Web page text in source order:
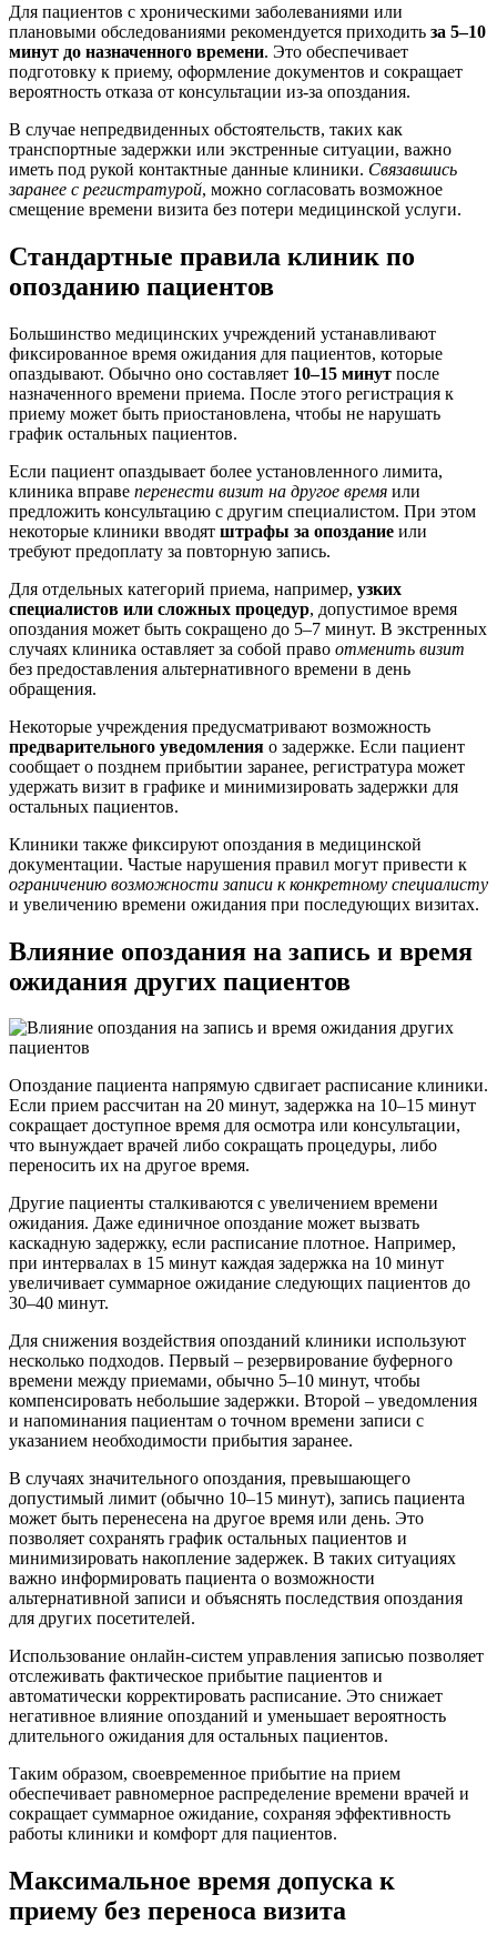
Для пациентов с хроническими заболеваниями или
плановыми обследованиями рекомендуется приходить за 5–10
минут до назначенного времени. Это обеспечивает
подготовку к приему, оформление документов и сокращает
вероятность отказа от консультации из-за опоздания.
В случае непредвиденных обстоятельств, таких как
транспортные задержки или экстренные ситуации, важно
иметь под рукой контактные данные клиники. Связавшись
заранее с регистратурой, можно согласовать возможное
смещение времени визита без потери медицинской услуги.
Стандартные правила клиник по
опозданию пациентов
Большинство медицинских учреждений устанавливают
фиксированное время ожидания для пациентов, которые
опаздывают. Обычно оно составляет 10–15 минут после
назначенного времени приема. После этого регистрация к
приему может быть приостановлена, чтобы не нарушать
график остальных пациентов.
Если пациент опаздывает более установленного лимита,
клиника вправе перенести визит на другое время или
предложить консультацию с другим специалистом. При этом
некоторые клиники вводят штрафы за опоздание или
требуют предоплату за повторную запись.
Для отдельных категорий приема, например, узких
специалистов или сложных процедур, допустимое время
опоздания может быть сокращено до 5–7 минут. В экстренных
случаях клиника оставляет за собой право отменить визит
без предоставления альтернативного времени в день
обращения.
Некоторые учреждения предусматривают возможность
предварительного уведомления о задержке. Если пациент
сообщает о позднем прибытии заранее, регистратура может
удержать визит в графике и минимизировать задержки для
остальных пациентов.
Клиники также фиксируют опоздания в медицинской
документации. Частые нарушения правил могут привести к
ограничению возможности записи к конкретному специалисту
и увеличению времени ожидания при последующих визитах.
Влияние опоздания на запись и время
ожидания других пациентов
Опоздание пациента напрямую сдвигает расписание клиники.
Если прием рассчитан на 20 минут, задержка на 10–15 минут
сокращает доступное время для осмотра или консультации,
что вынуждает врачей либо сокращать процедуры, либо
переносить их на другое время.
Другие пациенты сталкиваются с увеличением времени
ожидания. Даже единичное опоздание может вызвать
каскадную задержку, если расписание плотное. Например,
при интервалах в 15 минут каждая задержка на 10 минут
увеличивает суммарное ожидание следующих пациентов до
30–40 минут.
Для снижения воздействия опозданий клиники используют
несколько подходов. Первый – резервирование буферного
времени между приемами, обычно 5–10 минут, чтобы
компенсировать небольшие задержки. Второй – уведомления
и напоминания пациентам о точном времени записи с
указанием необходимости прибытия заранее.
В случаях значительного опоздания, превышающего
допустимый лимит (обычно 10–15 минут), запись пациента
может быть перенесена на другое время или день. Это
позволяет сохранять график остальных пациентов и
минимизировать накопление задержек. В таких ситуациях
важно информировать пациента о возможности
альтернативной записи и объяснять последствия опоздания
для других посетителей.
Использование онлайн-систем управления записью позволяет
отслеживать фактическое прибытие пациентов и
автоматически корректировать расписание. Это снижает
негативное влияние опозданий и уменьшает вероятность
длительного ожидания для остальных пациентов.
Таким образом, своевременное прибытие на прием
обеспечивает равномерное распределение времени врачей и
сокращает суммарное ожидание, сохраняя эффективность
работы клиники и комфорт для пациентов.
Максимальное время допуска к
приему без переноса визита